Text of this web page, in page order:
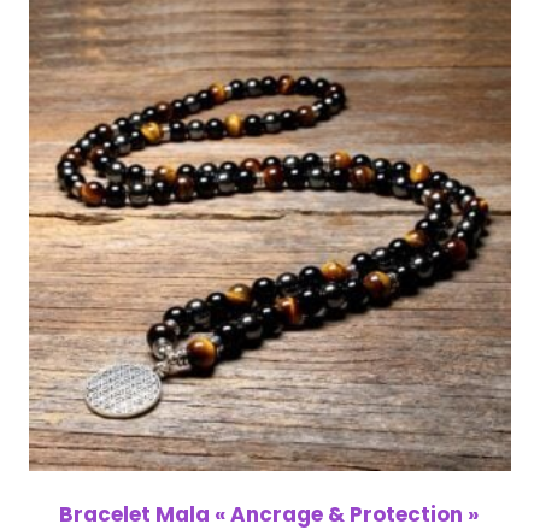
Bracelet Mala « Ancrage & Protection »